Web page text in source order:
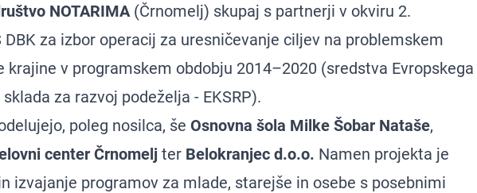
NOTARIMA (Črnomelj) skupaj s partnerji v okviru 2.
DBK za izbor operacij za uresničevanje ciljev na problemskem
krajine v programskem obdobju 2014–2020 (sredstva Evropskega
za razvoj podeželja - EKSRP).
poleg nosilca, še Osnovna šola Milke Šobar Nataše,
center Črnomeljter Belokranjec d.o.o. Namen projekta je
izvajanje programov za mlade, starejše in osebe s posebnimi